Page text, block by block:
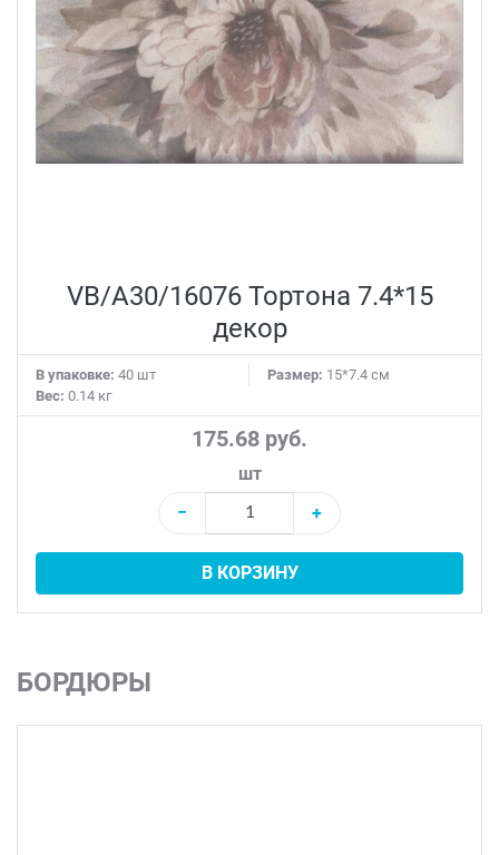
VB/A30/16076 Тортона 7.4*15
декор
В упаковке: 40 шт Размер: 15*7.4 см
Вес: 0.14 кг
175.68 руб.
шт
−
+
В КОРЗИНУ
БОРДЮРЫ